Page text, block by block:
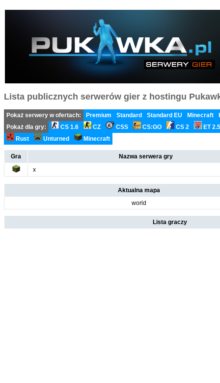
Lista publicznych serwerów gier z hostingu
Pokaż serwery w ofertach: Premium Standard Standard EU Minecraft
Pokaż dla gry:
CS 1.6 CZ CSS CS:GO CS 2
ET
Rust
Unturned Minecraft
Gra
Nazwa serwera gry
x
Aktualna mapa
world
Lista graczy